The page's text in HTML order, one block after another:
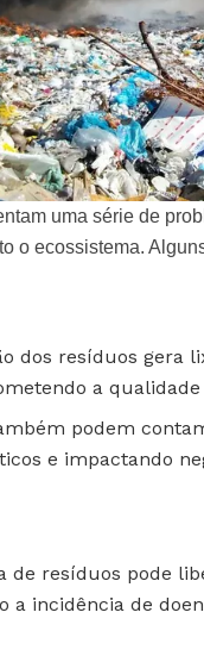
uma série de
o ecossistema.
dos resíduos gera
a qualidade
podem
e impactando
de resíduos pode
a incidência de